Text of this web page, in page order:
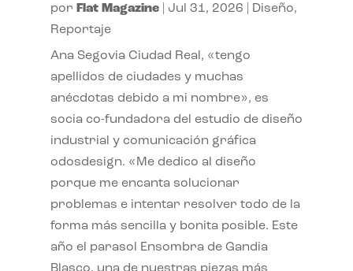
por Flat Magazine| Jul 31, 2026 Diseño,
Reportaje
Ana Segovia Ciudad Real, «tengo
apellidos de ciudades y muchas
anécdotas debido a mi nombre», es
socia co-fundadora del estudio de diseño
industrial y comunicación gráfica
odosdesign. «Me dedico al diseño
porque me encanta solucionar
problemas e intentar resolver todo de la
forma más sencilla y bonita posible. Este
año el parasol Ensombra de Gandia